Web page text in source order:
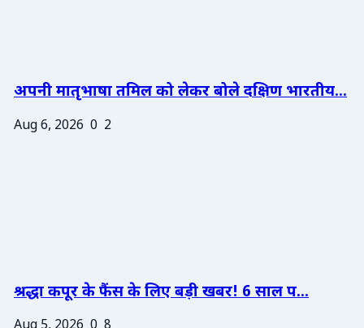
अपनी मातृभाषा तमिल को लेकर बोले दक्षिण भारतीय...
Aug 6, 2026 0 2
श्रद्धा कपूर के फैंस के लिए बड़ी खबर! 6 साल प...